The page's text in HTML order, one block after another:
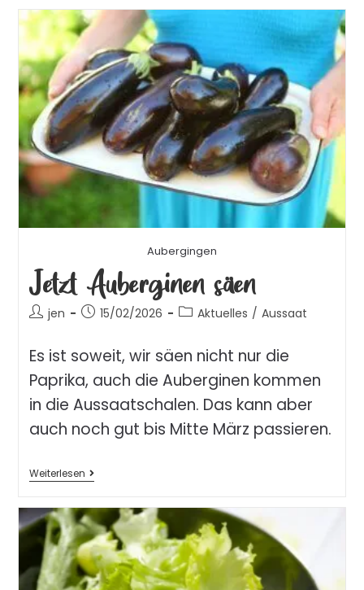
Aubergingen
Jetzt Auberginen säen
jen 15/02/2026 Aktuelles / Aussaat
Es ist soweit, wir säen nicht nur die
Paprika, auch die Auberginen kommen
in die Aussaatschalen. Das kann aber
auch noch gut bis Mitte März passieren.
Weiterlesen